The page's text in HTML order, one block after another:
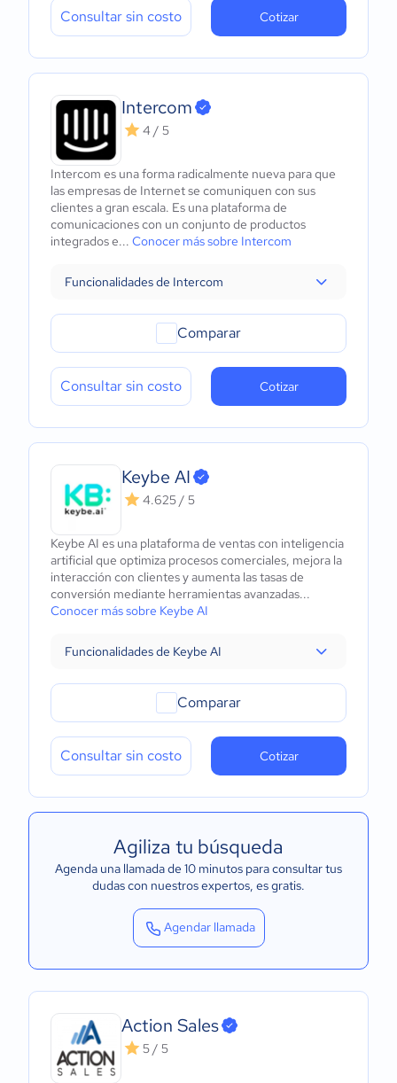
Consultar sin costo Cotizar
Intercom
4 / 5
Intercom es una forma radicalmente nueva para que
las empresas de Internet se comuniquen con sus
clientes a gran escala. Es una plataforma de
comunicaciones con un conjunto de productos
integrados e... Conocer más sobre Intercom
Funcionalidades de Intercom
Comparar
Consultar sin costo Cotizar
Keybe AI
4.625 / 5
Keybe AI es una plataforma de ventas con inteligencia
artificial que optimiza procesos comerciales, mejora la
interacción con clientes y aumenta las tasas de
conversión mediante herramientas avanzadas...
Conocer más sobre Keybe AI
Funcionalidades de Keybe AI
Comparar
Consultar sin costo Cotizar
Agiliza tu búsqueda
Agenda una llamada de 10 minutos para consultar tus
dudas con nuestros expertos, es gratis.
Agendar llamada
Action Sales
5 / 5